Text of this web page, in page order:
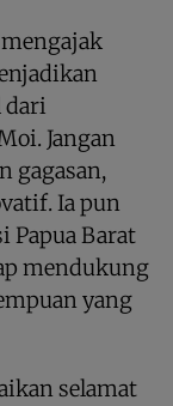
dari
Jangan
gagasan,
Ia pun
Papua Barat
mendukung
yang
selamat